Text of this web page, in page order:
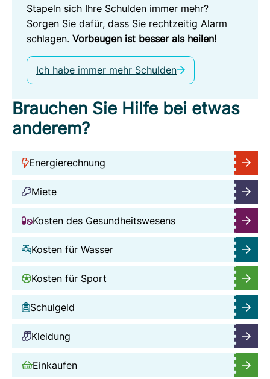
Stapeln sich Ihre Schulden immer mehr?
Sorgen Sie dafür, dass Sie rechtzeitig Alarm
schlagen. Vorbeugen ist besser als heilen!
Ich habe immer mehr Schulden
Brauchen Sie Hilfe bei etwas
anderem?
Energierechnung
Miete
Kosten des Gesundheitswesens
Kosten für Wasser
Kosten für Sport
Schulgeld
Kleidung
Einkaufen